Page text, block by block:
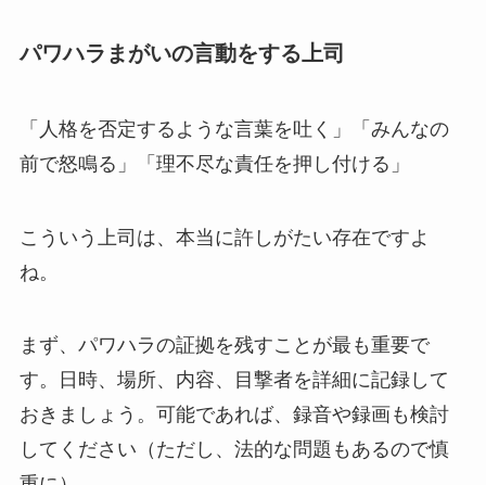
パワハラまがいの言動をする上司
「人格を否定するような言葉を吐く」「みんなの
前で怒鳴る」「理不尽な責任を押し付ける」
こういう上司は、本当に許しがたい存在ですよ
ね。
まず、パワハラの証拠を残すことが最も重要で
す。日時、場所、内容、目撃者を詳細に記録して
おきましょう。可能であれば、録音や録画も検討
してください（ただし、法的な問題もあるので慎